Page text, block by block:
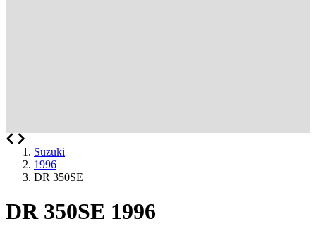
Suzuki
1996
DR 350SE
DR 350SE 1996